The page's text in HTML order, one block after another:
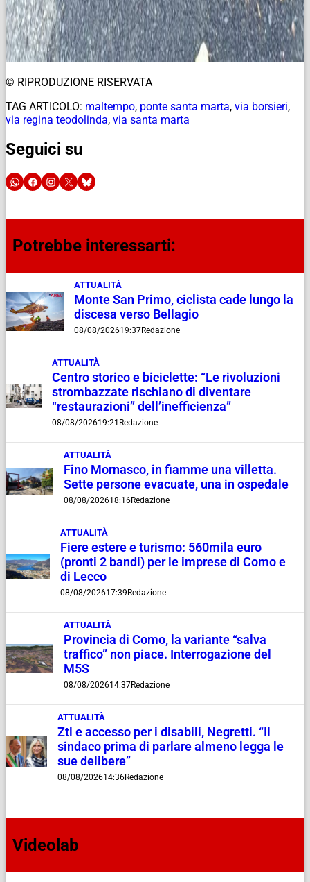
© RIPRODUZIONE RISERVATA
TAG ARTICOLO: maltempo, ponte santa marta, via borsieri,
via regina teodolinda, via santa marta
Seguici su
Potrebbe interessarti:
ATTUALITÀ
Monte San Primo, ciclista cade lungo la
discesa verso Bellagio
08/08/202619:37Redazione
ATTUALITÀ
Centro storico e biciclette: “Le rivoluzioni
strombazzate rischiano di diventare
“restaurazioni” dell’inefficienza”
08/08/202619:21 Redazione
ATTUALITÀ
Fino Mornasco, in fiamme una villetta.
Sette persone evacuate, una in ospedale
08/08/202618:16Redazione
ATTUALITÀ
Fiere estere e turismo: 560mila euro
(pronti 2 bandi) per le imprese di Como e
di Lecco
08/08/202617:39 Redazione
ATTUALITÀ
Provincia di Como, la variante “salva
traffico” non piace. Interrogazione del
M5S
08/08/202614:37Redazione
ATTUALITÀ
Ztl e accesso per i disabili, Negretti. “Il
sindaco prima di parlare almeno legga le
sue delibere”
08/08/202614:36Redazione
Videolab